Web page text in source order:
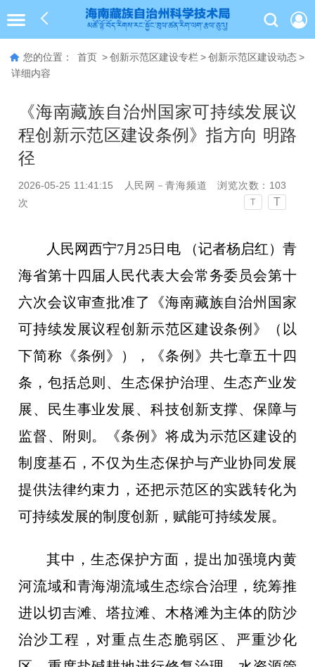
您的位置： 首页 > 创新示范区建设专栏 > 创新示范区建设动态 >
详细内容
《海南藏族自治州国家可持续发展议
程创新示范区建设条例》指方向 明路
径
2026-05-25 11:41:15 人民网－青海频道 浏览次数： 103
次
T T
人民网西宁7月25日电 （记者杨启红）青
海省第十四届人民代表大会常务委员会第十
六次会议审查批准了《海南藏族自治州国家
可持续发展议程创新示范区建设条例》（以
下简称《条例》），《条例》共七章五十四
条，包括总则、生态保护治理、生态产业发
展、民生事业发展、科技创新支撑、保障与
监督、附则。《条例》将成为示范区建设的
制度基石，不仅为生态保护与产业协同发展
提供法律约束力，还把示范区的实践转化为
可持续发展的制度创新，赋能可持续发展。
其中，生态保护方面，提出加强境内黄
河流域和青海湖流域生态综合治理，统筹推
进以切吉滩、塔拉滩、木格滩为主体的防沙
治沙工程，对重点生态脆弱区、严重沙化